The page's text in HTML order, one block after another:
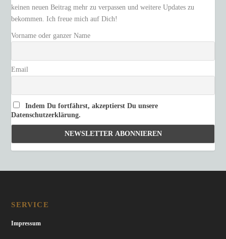
keinen neuen Beitrag mehr zu verpassen und weitere Updates zu
bekommen. Ich freue mich auf Dich!
Vorname oder ganzer Name
Email
Indem Du fortfährst, akzeptierst Du unsere
Datenschutzerklärung.
SERVICE
Impressum